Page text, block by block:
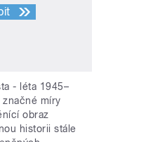
- léta 1945–
značné míry
obraz
historii stále